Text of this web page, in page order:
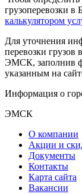
грузоперевозки в
калькулятором
Для уточнения
перевозки грузов
ЭМСК, заполнив
указанным на
Информация о
ЭМСК
О компании
Акции и
Документы
Контакты
Карта сайта
Вакансии